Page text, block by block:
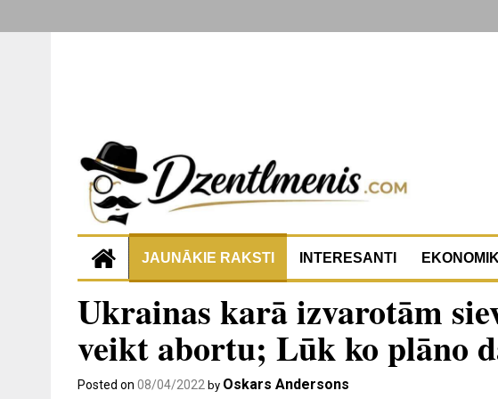
JAUNĀKIE RAKSTI INTERESANTI
Ukrainas karā izvarotām
veikt abortu; Lūk ko plāno
Posted on 08/04/2022 by Oskars Andersons